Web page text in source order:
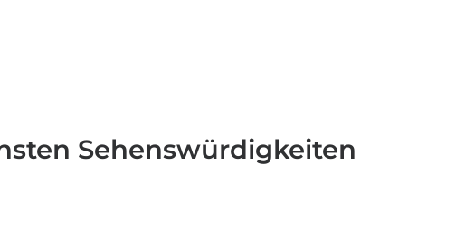
Sehenswürdigkeiten